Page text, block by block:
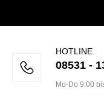
HOTLINE
08531 -
Mo-Do 9:00